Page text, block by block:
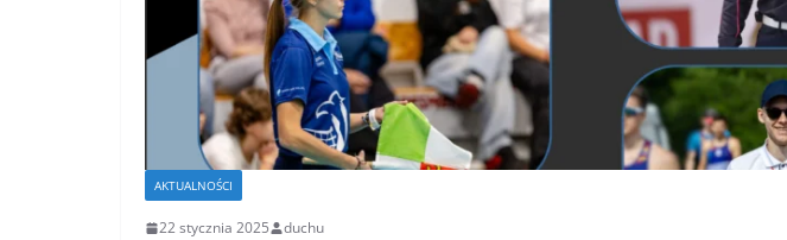
AKTUALNOŚCI
22 stycznia 2025 duchu